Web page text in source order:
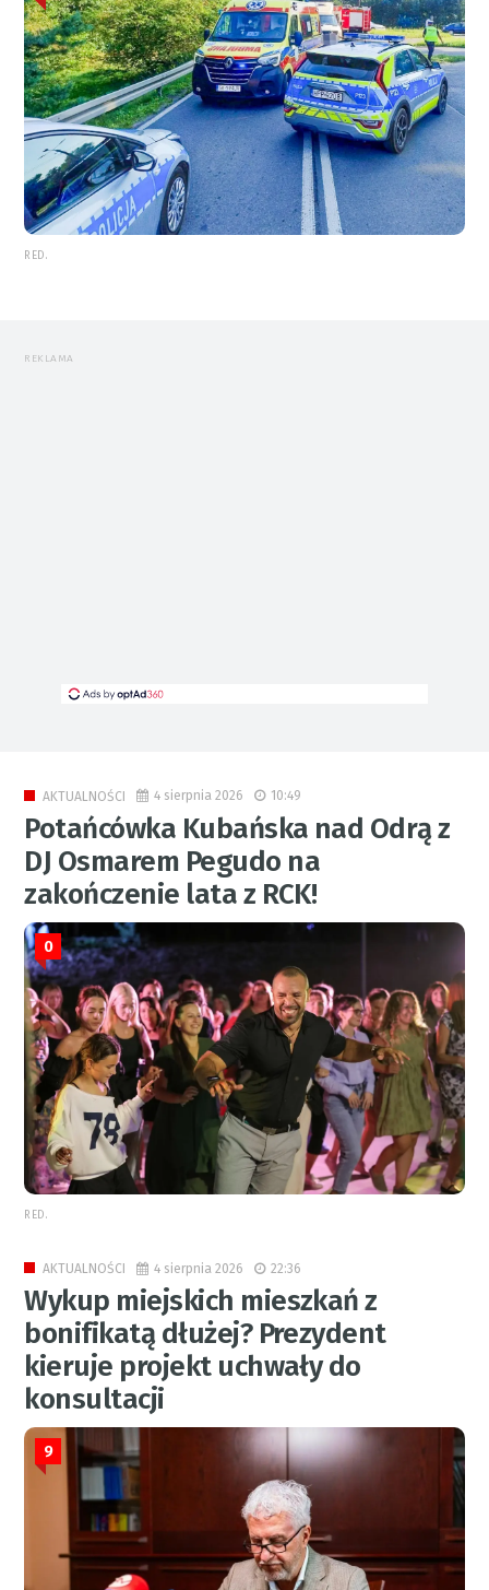
RED.
REKLAMA
AKTUALNOŚCI 4 sierpnia 2026 10:49
Potańcówka Kubańska nad Odrą z
DJ Osmarem Pegudo na
zakończenie lata z RCK!
0
RED.
AKTUALNOŚCI 4 sierpnia 2026 22:36
Wykup miejskich mieszkań z
bonifikatą dłużej? Prezydent
kieruje projekt uchwały do
konsultacji
9